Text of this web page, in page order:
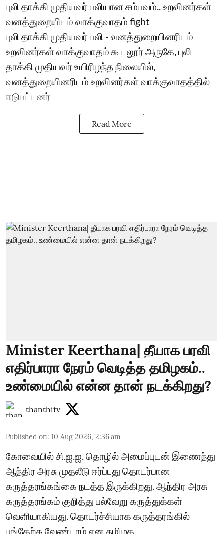
புலி தாக்கி முதியவர் பலியான சம்பவம்.. உறவினர்கள்
வனத்துறையிடம் வாக்குவாதம் fight
புலி தாக்கி முதியவர் பலி - வனத்துறையினரிடம்
உறவினர்கள் வாக்குவாதம் கூடலூர் அருகே, புலி
தாக்கி முதியவர் உயிரிழந்த நிலையில்,
வனத்துறையினரிடம் உறவினர்கள் வாக்குவாதத்தில்
ஈடுபட்டனர்
Read More
Minister Keerthana| தீயாக பரவி
எதிர்பாரா நேரம் வெடித்த தமிழகம்..
உண்மையில் என்ன தான் நடக்கிறது?
thanthitv
Published on: 10 Aug 2026, 2:36 am
கோவையில் சி.ஐ.ஐ. தொழில் அமைப்புடன் இணைந்து
ஆந்திர அரசு முதலீடு ஈர்ப்பது தொடர்பான
கருத்தரங்கங்கை நடத்த இருக்கிறது. ஆந்திர அரசு
கருத்தரங்கம் குறித்து பல்வேறு கருத்துக்கள்
வெளியாகியது. தொடர்ச்சியாக கருத்தரங்கில்
பங்கேற்க வேண்டாம் என தமிழக